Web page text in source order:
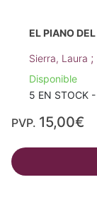
EL PIANO
Sierra, Laura ;
Disponible
5 EN STOCK
PVP. 15,00€